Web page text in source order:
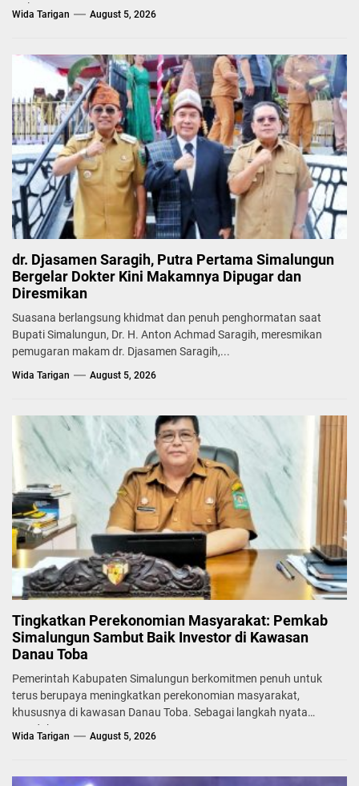
melepas...
Wida Tarigan August 5, 2026
dr. Djasamen Saragih, Putra Pertama Simalungun
Bergelar Dokter Kini Makamnya Dipugar dan
Diresmikan
Suasana berlangsung khidmat dan penuh penghormatan saat
Bupati Simalungun, Dr. H. Anton Achmad Saragih, meresmikan
pemugaran makam dr. Djasamen Saragih,...
Wida Tarigan August 5, 2026
Tingkatkan Perekonomian Masyarakat: Pemkab
Simalungun Sambut Baik Investor di Kawasan
Danau Toba
Pemerintah Kabupaten Simalungun berkomitmen penuh untuk
terus berupaya meningkatkan perekonomian masyarakat,
khususnya di kawasan Danau Toba. Sebagai langkah nyata
mendukung...
Wida Tarigan August 5, 2026